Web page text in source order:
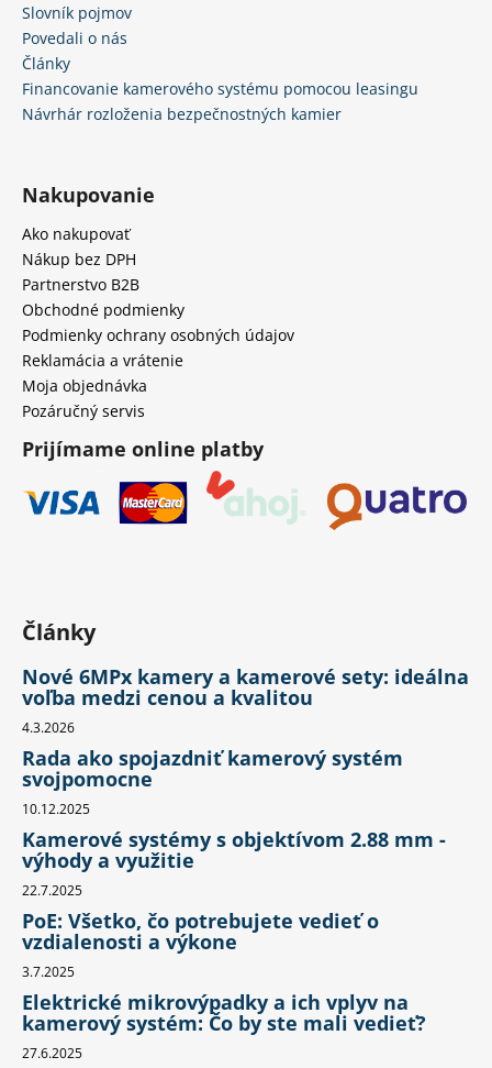
Slovník pojmov
Povedali o nás
Články
Financovanie kamerového systému pomocou leasingu
Návrhár rozloženia bezpečnostných kamier
Nakupovanie
Ako nakupovať
Nákup bez DPH
Partnerstvo B2B
Obchodné podmienky
Podmienky ochrany osobných údajov
Reklamácia a vrátenie
Moja objednávka
Pozáručný servis
Prijímame online platby
Články
Nové 6MPx kamery a kamerové sety: ideálna
voľba medzi cenou a kvalitou
4.3.2026
Rada ako spojazdniť kamerový systém
svojpomocne
10.12.2025
Kamerové systémy s objektívom 2.88 mm -
výhody a využitie
22.7.2025
PoE: Všetko, čo potrebujete vedieť o
vzdialenosti a výkone
3.7.2025
Elektrické mikrovýpadky a ich vplyv na
kamerový systém: Čo by ste mali vedieť?
27.6.2025